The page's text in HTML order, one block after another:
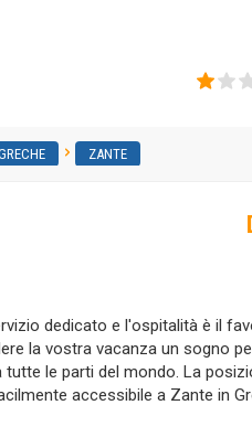
ZANTE
dedicato e l'ospitalità è il
la vostra vacanza un sogno
tutte le parti del mondo. La
accessibile a Zante in